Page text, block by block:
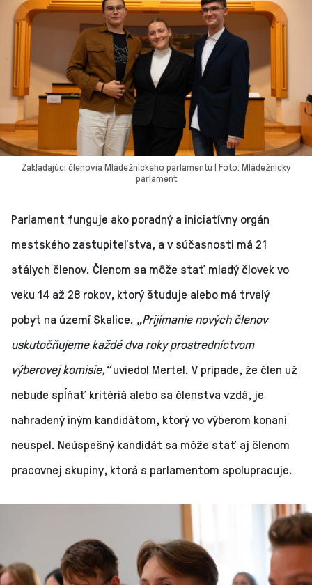
Zakladajúci členovia Mládežníckeho parlamentu | Foto: Mládežnícky
parlament
Parlament funguje ako poradný a iniciatívny orgán
mestského zastupiteľstva, a v súčasnosti má 21
stálych členov. Členom sa môže stať mladý človek vo
veku 14 až 28 rokov, ktorý študuje alebo má trvalý
pobyt na území Skalice. „Prijímanie nových členov
uskutočňujeme každé dva roky prostredníctvom
výberovej komisie,“uviedol Mertel. V prípade, že člen už
nebude spĺňať kritériá alebo sa členstva vzdá, je
nahradený iným kandidátom, ktorý vo výberom konaní
neuspel. Neúspešný kandidát sa môže stať aj členom
pracovnej skupiny, ktorá s parlamentom spolupracuje.